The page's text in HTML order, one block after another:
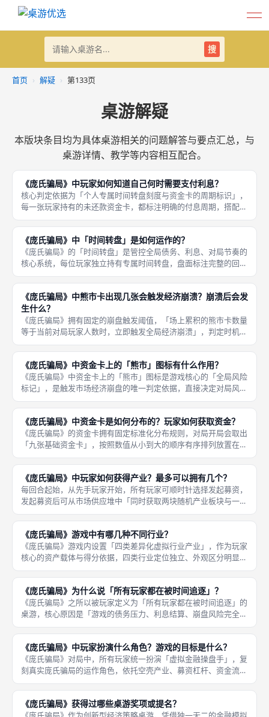
搜
首页 › 解疑 › 第133页
桌游解疑
本版块条目均为具体桌游相关的问题解答与要点汇总，与
桌游详情、教学等内容相互配合。
《庞氏骗局》中玩家如何知道自己何时需要支付利息？
核心判定依据为「个人专属时间转盘刻度与资金卡的周期标识」，
每一张玩家持有的未还款资金卡，都标注明确的付息周期，搭配转
盘实时刻度，可精准锁定每一次利息支付回合。《庞氏骗局》拥有
清晰直观的利息判定体系，玩家可通过双重标识精准掌握付息时
间，无需人
《庞氏骗局》中「时间转盘」是如何运作的？
《庞氏骗局》的「时间转盘」是管控全局债务、利息、对局节奏的
核心系统，每位玩家独立持有专属时间转盘，盘面标注完整的回合
刻度与利息结算节点，所有资金卡的付息周期、债务到期时间全部
依托转盘刻度判定，是本作时间压力、债务压力的核心来源，全程
自动化标
《庞氏骗局》中熊市卡出现几张会触发经济崩溃？崩溃后会发
生什么？
《庞氏骗局》拥有固定的崩盘触发阈值，「场上累积的熊市卡数量
等于当前对局玩家人数时，立即触发全局经济崩溃」，判定时机为
每回合崩盘检查阶段，无需累计超额，持平即触发，三至五人对局
对应不同的崩盘阈值，人数越多越容易触发崩盘，完美适配多人高
风险博弈
《庞氏骗局》中资金卡上的「熊市」图标有什么作用？
《庞氏骗局》中资金卡上的「熊市」图标是游戏核心的「全局风险
标记」，是触发市场经济崩盘的唯一判定依据，直接决定对局风险
等级与后续结算规则，也是玩家风控运营的核心重点。每一张带有
熊市图标的资金卡，都代表一次市场风险累积，玩家每领取一张熊
市资金卡
《庞氏骗局》中资金卡是如何分布的？玩家如何获取资金？
《庞氏骗局》的资金卡拥有固定标准化分布规则，对局开局会取出
「九张基础资金卡」，按照数值从小到大的顺序有序排列放置在市
场区域，形成固定的资金卡排布序列，市场资金卡数量恒定、排布
规整，无随机打乱、无无序刷新，保障每局开局资金环境公平统
一。每轮玩
《庞氏骗局》中玩家如何获得产业？最多可以拥有几个？
每回合起始，从先手玩家开始，所有玩家可顺时针选择发起募资，
发起募资后可从市场供应堆中「同时获取两块随机产业板块与一张
资金卡」，玩家必须完整领取两项资源，不可单独拿取产业或资
金，也可主动跳过本轮募资，放弃本轮资产与资金获取机会。《庞
氏骗局》中
《庞氏骗局》游戏中有哪几种不同行业？
《庞氏骗局》游戏内设置「四类差异化虚拟行业产业」，作为玩家
核心的资产载体与得分依据，四类行业定位独立、外观区分明显、
无特殊技能克制，核心差异仅体现在持有数量上限、成套得分效率
与市场获取概率，是玩家资产积累、交易博弈、最终计分的核心基
础，所有
《庞氏骗局》为什么说「所有玩家都在被时间追逐」？
《庞氏骗局》之所以被玩家定义为「所有玩家都在被时间追逐」的
桌游，核心原因是「游戏的债务压力、利息结算、崩盘风险完全绑
定时间轮转机制」，时间是所有玩家最大的敌人，无人可以置身事
外，全程被动被时间推着博弈，无法佛系运营、拖延发育。不同于
常规桌游
《庞氏骗局》中玩家扮演什么角色？游戏的目标是什么？
《庞氏骗局》对局中，所有玩家统一扮演「虚拟金融操盘手」，复
刻真实庞氏骗局的运作角色，依托空壳产业、募资杠杆、资金流
转、延迟付息的模式，搭建属于自己的虚假金融体系。玩家无需创
造实际收益，仅依靠资金轮转、债务置换、对手交易维持体系运
转，模拟真实
《庞氏骗局》获得过哪些桌游奖项或提名？